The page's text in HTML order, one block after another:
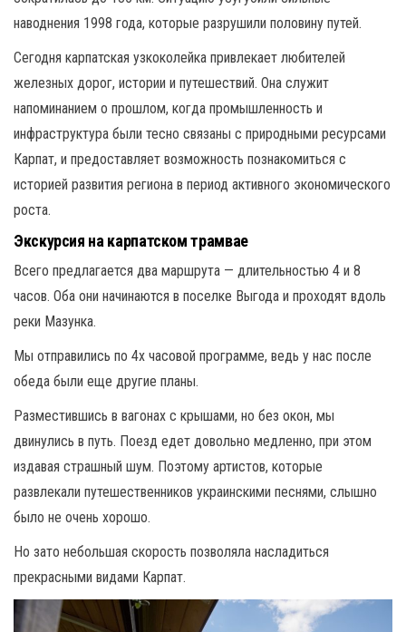
наводнения 1998 года, которые разрушили половину путей.
Сегодня карпатская узкоколейка привлекает любителей
железных дорог, истории и путешествий. Она служит
напоминанием о прошлом, когда промышленность и
инфраструктура были тесно связаны с природными ресурсами
Карпат, и предоставляет возможность познакомиться с
историей развития региона в период активного экономического
роста.
Экскурсия на карпатском трамвае
Всего предлагается два маршрута — длительностью 4 и 8
часов. Оба они начинаются в поселке Выгода и проходят вдоль
реки Мазунка.
Мы отправились по 4х часовой программе, ведь у нас после
обеда были еще другие планы.
Разместившись в вагонах с крышами, но без окон, мы
двинулись в путь. Поезд едет довольно медленно, при этом
издавая страшный шум. Поэтому артистов, которые
развлекали путешественников украинскими песнями, слышно
было не очень хорошо.
Но зато небольшая скорость позволяла насладиться
прекрасными видами Карпат.